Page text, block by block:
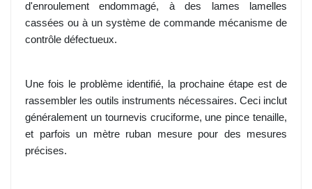
d'enroulement endommagé, à des lames lamelles
cassées ou à un système de commande mécanisme de
contrôle défectueux.
Une fois le problème identifié, la prochaine étape est de
rassembler les outils instruments nécessaires. Ceci inclut
généralement un tournevis cruciforme, une pince tenaille,
et parfois un mètre ruban mesure pour des mesures
précises.